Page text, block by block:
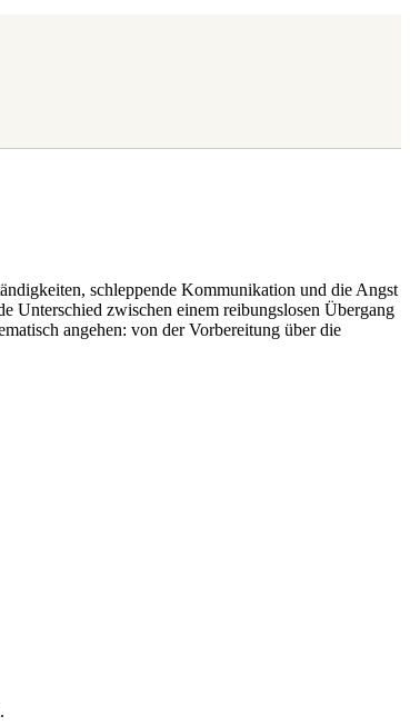
schleppende Kommunikation und die Angst
Unterschied zwischen einem reibungslosen Übergang
angehen: von der Vorbereitung über die